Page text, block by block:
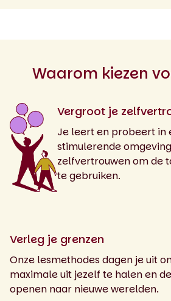
Waarom kiezen
Vergroot je
Je leert en probeert in
stimulerende
zelfvertrouwen om de
te gebruiken.
Verleg je grenzen
Onze lesmethodes dagen je uit
maximale uit jezelf te halen en
openen naar nieuwe werelden.